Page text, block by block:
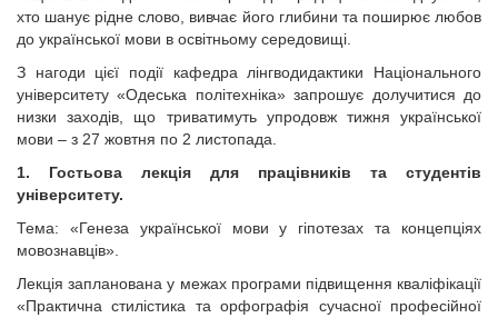
хто шанує рідне слово, вивчає його глибини та поширює любов
до української мови в освітньому середовищі.
З нагоди цієї події кафедра лінгводидактики Національного
університету «Одеська політехніка» запрошує долучитися до
низки заходів, що триватимуть упродовж тижня української
мови – з 27 жовтня по 2 листопада.
1. Гостьова лекція для працівників та студентів
університету.
Тема: «Генеза української мови у гіпотезах та концепціях
мовознавців».
Лекція запланована у межах програми підвищення кваліфікації
«Практична стилістика та орфографія сучасної професійної